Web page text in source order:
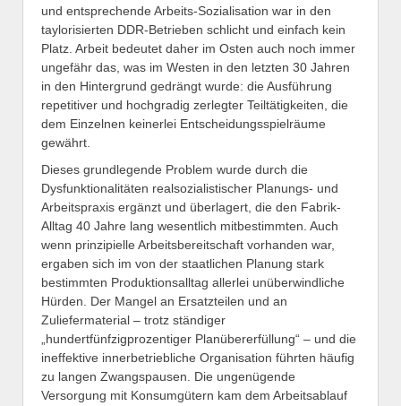
und entsprechende Arbeits-Sozialisation war in den
taylorisierten DDR-Betrieben schlicht und einfach kein
Platz. Arbeit bedeutet daher im Osten auch noch immer
ungefähr das, was im Westen in den letzten 30 Jahren
in den Hintergrund gedrängt wurde: die Ausführung
repetitiver und hochgradig zerlegter Teiltätigkeiten, die
dem Einzelnen keinerlei Entscheidungsspielräume
gewährt.
Dieses grundlegende Problem wurde durch die
Dysfunktionalitäten realsozialistischer Planungs- und
Arbeitspraxis ergänzt und überlagert, die den Fabrik-
Alltag 40 Jahre lang wesentlich mitbestimmten. Auch
wenn prinzipielle Arbeitsbereitschaft vorhanden war,
ergaben sich im von der staatlichen Planung stark
bestimmten Produktionsalltag allerlei unüberwindliche
Hürden. Der Mangel an Ersatzteilen und an
Zuliefermaterial – trotz ständiger
„hundertfünfzigprozentiger Planübererfüllung“ – und die
ineffektive innerbetriebliche Organisation führten häufig
zu langen Zwangspausen. Die ungenügende
Versorgung mit Konsumgütern kam dem Arbeitsablauf